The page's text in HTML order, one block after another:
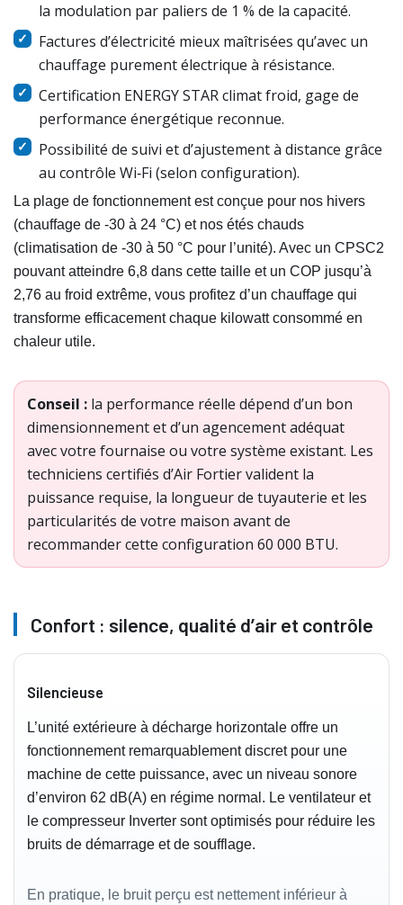
la modulation par paliers de 1 % de la capacité.
Factures d’électricité mieux maîtrisées qu’avec un
chauffage purement électrique à résistance.
Certification ENERGY STAR climat froid, gage de
performance énergétique reconnue.
Possibilité de suivi et d’ajustement à distance grâce
au contrôle Wi‑Fi (selon configuration).
La plage de fonctionnement est conçue pour nos hivers
(chauffage de -30 à 24 °C) et nos étés chauds
(climatisation de -30 à 50 °C pour l’unité). Avec un CPSC2
pouvant atteindre 6,8 dans cette taille et un COP jusqu’à
2,76 au froid extrême, vous profitez d’un chauffage qui
transforme efficacement chaque kilowatt consommé en
chaleur utile.
Conseil : la performance réelle dépend d’un bon
dimensionnement et d’un agencement adéquat
avec votre fournaise ou votre système existant. Les
techniciens certifiés d’Air Fortier valident la
puissance requise, la longueur de tuyauterie et les
particularités de votre maison avant de
recommander cette configuration 60 000 BTU.
Confort : silence, qualité d’air et contrôle
Silencieuse
L’unité extérieure à décharge horizontale offre un
fonctionnement remarquablement discret pour une
machine de cette puissance, avec un niveau sonore
d’environ 62 dB(A) en régime normal. Le ventilateur et
le compresseur Inverter sont optimisés pour réduire les
bruits de démarrage et de soufflage.
En pratique, le bruit perçu est nettement inférieur à